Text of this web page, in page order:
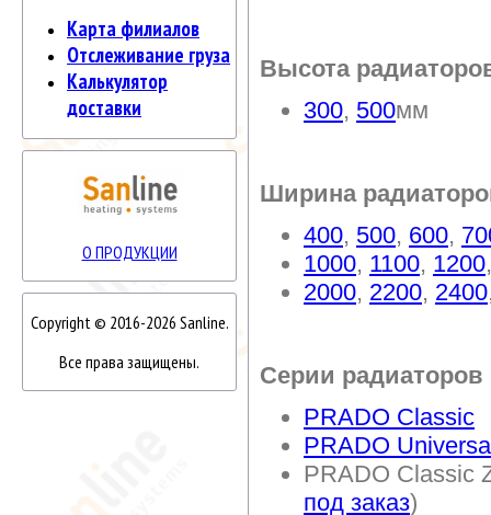
Карта филиалов
Отслеживание груза
Калькулятор
доставки
О ПРОДУКЦИИ
Copyright © 2016-2026 Sanline.
Все права защищены.
Высота
300, 500мм
Ширина
400, 500, 600,
1000, 1100, 1200
2000, 2200, 2400
Серии
PRADO Classic
PRADO
PRADO Classic
под заказ)